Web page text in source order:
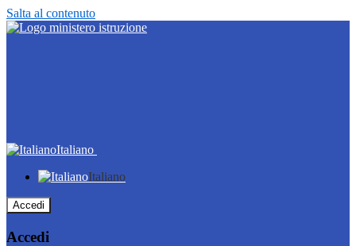
Salta al contenuto
Italiano
Italiano
Accedi
Accedi